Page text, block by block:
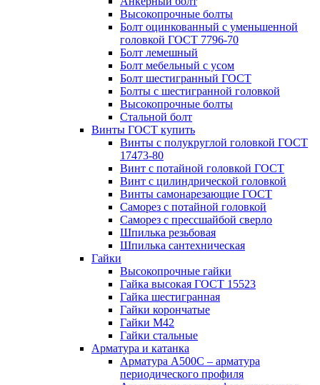
Высокопрочные болты
Болт оцинкованный с уменьшенной
головкой ГОСТ 7796-70
Болт лемешный
Болт мебельный с усом
Болт шестигранный ГОСТ
Болты с шестигранной головкой
Высокопрочные болты
Стальной болт
Винты ГОСТ купить
Винты с полукруглой головкой ГОСТ
17473-80
Винт с потайной головкой ГОСТ
Винт с цилиндрической головкой
Винты самонарезающие ГОСТ
Саморез с потайной головкой
Саморез с прессшайбой сверло
Шпилька резьбовая
Шпилька сантехническая
Гайки
Высокопрочные гайки
Гайка высокая ГОСТ 15523
Гайка шестигранная
Гайки корончатые
Гайки М42
Гайки стальные
Арматура и катанка
Арматура А500С – арматура
периодического профиля